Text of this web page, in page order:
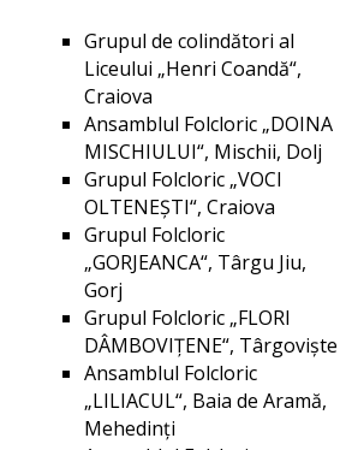
Grupul de colindători al
Liceului „Henri Coandă“,
Craiova
Ansamblul Folcloric „DOINA
MISCHIULUI“, Mischii, Dolj
Grupul Folcloric „VOCI
OLTENEŞTI“, Craiova
Grupul Folcloric
„GORJEANCA“, Târgu Jiu,
Gorj
Grupul Folcloric „FLORI
DÂMBOVIŢENE“, Târgovişte
Ansamblul Folcloric
„LILIACUL“, Baia de Aramă,
Mehedinţi